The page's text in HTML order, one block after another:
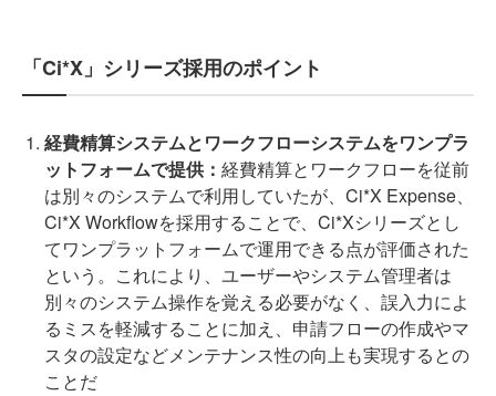
「Ci*X」シリーズ採用のポイント
経費精算システムとワークフローシステムをワンプラ
ットフォームで提供： 経費精算とワークフローを従前
は別々のシステムで利用していたが、Ci*X Expense、
Ci*X Workflowを採用することで、Ci*Xシリーズとし
てワンプラットフォームで運用できる点が評価された
という。これにより、ユーザーやシステム管理者は
別々のシステム操作を覚える必要がなく、誤入力によ
るミスを軽減することに加え、申請フローの作成やマ
スタの設定などメンテナンス性の向上も実現するとの
ことだ